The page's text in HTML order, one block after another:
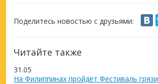
Поделитесь новостью с друзьями:
Читайте также
31.05
На Филиппинах пройдёт Фестиваль грязи